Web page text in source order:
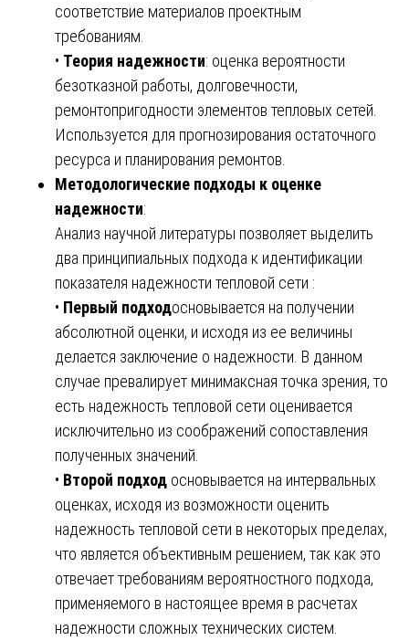
соответствие материалов проектным
требованиям.
• Теория надежности: оценка вероятности
безотказной работы, долговечности,
ремонтопригодности элементов тепловых сетей.
Используется для прогнозирования остаточного
ресурса и планирования ремонтов.
Методологические подходы к оценке
надежности:
Анализ научной литературы позволяет выделить
два принципиальных подхода к идентификации
показателя надежности тепловой сети :
• Первый подходосновывается на получении
абсолютной оценки, и исходя из ее величины
делается заключение о надежности. В данном
случае превалирует минимаксная точка зрения, то
есть надежность тепловой сети оценивается
исключительно из соображений сопоставления
полученных значений.
• Второй подход основывается на интервальных
оценках, исходя из возможности оценить
надежность тепловой сети в некоторых пределах,
что является объективным решением, так как это
отвечает требованиям вероятностного подхода,
применяемого в настоящее время в расчетах
надежности сложных технических систем.